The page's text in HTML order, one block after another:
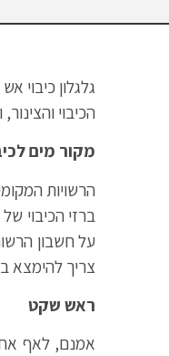
גלגלון כיבוי
הכיבוי
מקור מים
הרשויות
ברזי הכיבוי
על חשבון
צריך להימצא
ראש שקט
אמנם, לאף